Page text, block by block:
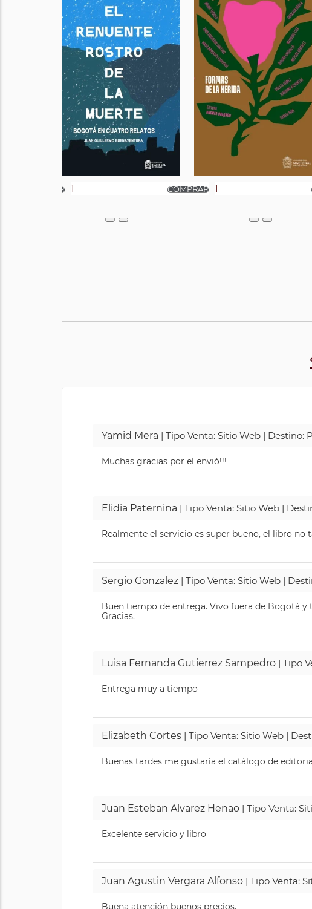
Yamid Mera | Tipo Venta: Sitio Web | Destino:
Muchas gracias por el envió!!!
Elidia Paternina | Tipo Venta: Sitio Web |
Realmente el servicio es super bueno, el libro
Sergio Gonzalez | Tipo Venta: Sitio Web |
Buen tiempo de entrega. Vivo fuera de Bogotá y
Gracias.
Luisa Fernanda Gutierrez Sampedro | Tipo
Entrega muy a tiempo
Elizabeth Cortes | Tipo Venta: Sitio Web |
Buenas tardes me gustaría el catálogo de
Juan Esteban Alvarez Henao | Tipo Venta:
Excelente servicio y libro
Juan Agustin Vergara Alfonso | Tipo Venta:
Buena atención buenos precios.